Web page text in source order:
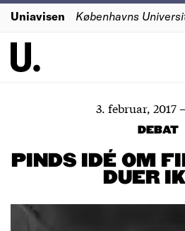
Uniavisen Københavns
3. februar, 2017
DEBAT
PINDS IDÉ OM
DUER